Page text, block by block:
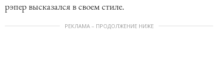
рэпер высказался в своем стиле.
РЕКЛАМА – ПРОДОЛЖЕНИЕ НИЖЕ